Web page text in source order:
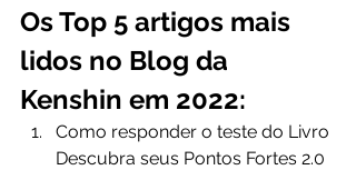
Os Top 5 artigos mais
lidos no Blog da
Kenshin em 2022:
Como responder o teste do Livro
Descubra seus Pontos Fortes 2.0